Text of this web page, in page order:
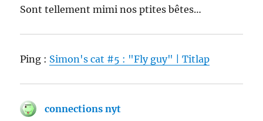
Sont tellement mimi nos ptites bêtes…
Ping : Simon's cat #5 : "Fly guy" | Titlap
connections nyt